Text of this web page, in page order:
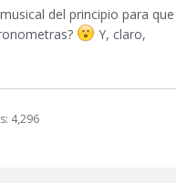
del principio para que
Y, claro,
4,296